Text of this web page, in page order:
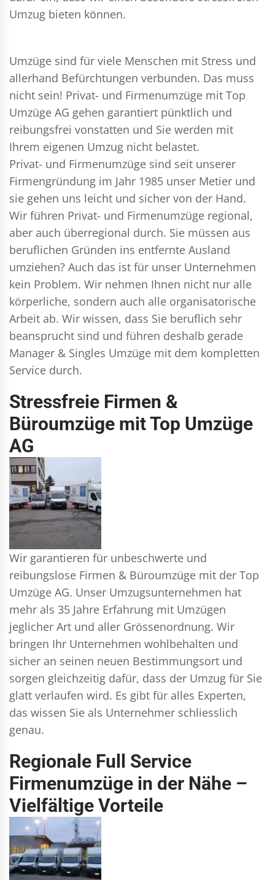
Umzug bieten können.
Umzüge sind für viele Menschen mit Stress und
allerhand Befürchtungen verbunden. Das muss
nicht sein! Privat- und Firmenumzüge mit Top
Umzüge AG gehen garantiert pünktlich und
reibungsfrei vonstatten und Sie werden mit
Ihrem eigenen Umzug nicht belastet.
Privat- und Firmenumzüge sind seit unserer
Firmengründung im Jahr 1985 unser Metier und
sie gehen uns leicht und sicher von der Hand.
Wir führen Privat- und Firmenumzüge regional,
aber auch überregional durch. Sie müssen aus
beruflichen Gründen ins entfernte Ausland
umziehen? Auch das ist für unser Unternehmen
kein Problem. Wir nehmen Ihnen nicht nur alle
körperliche, sondern auch alle organisatorische
Arbeit ab. Wir wissen, dass Sie beruflich sehr
beansprucht sind und führen deshalb gerade
Manager & Singles Umzüge mit dem kompletten
Service durch.
Stressfreie Firmen &
Büroumzüge mit Top Umzüge
AG
Wir garantieren für unbeschwerte und
reibungslose Firmen & Büroumzüge mit der Top
Umzüge AG. Unser Umzugsunternehmen hat
mehr als 35 Jahre Erfahrung mit Umzügen
jeglicher Art und aller Grössenordnung. Wir
bringen Ihr Unternehmen wohlbehalten und
sicher an seinen neuen Bestimmungsort und
sorgen gleichzeitig dafür, dass der Umzug für Sie
glatt verlaufen wird. Es gibt für alles Experten,
das wissen Sie als Unternehmer schliesslich
genau.
Regionale Full Service
Firmenumzüge in der Nähe –
Vielfältige Vorteile